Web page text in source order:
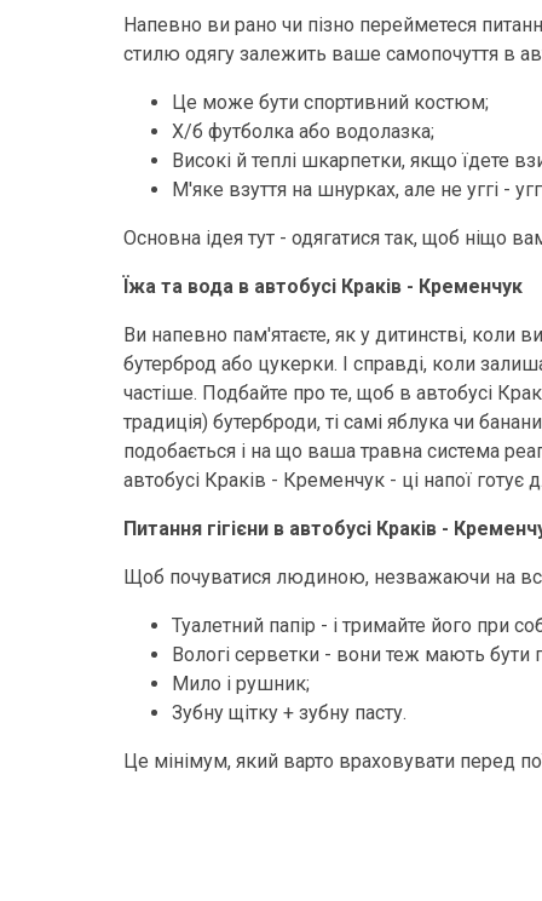
Напевно ви рано чи пізно перейметеся
стилю одягу залежить ваше самопочуття в
Це може бути спортивний костюм;
Х/б футболка або водолазка;
Високі й теплі шкарпетки, якщо їдете
М'яке взуття на шнурках, але не уггі -
Основна ідея тут - одягатися так, щоб ніщо
Їжа та вода в автобусі Краків - Кременчук
Ви напевно пам'ятаєте, як у дитинстві, коли
бутерброд або цукерки. І справді, коли
частіше. Подбайте про те, щоб в автобусі
традиція) бутерброди, ті самі яблука чи
подобається і на що ваша травна система
автобусі Краків - Кременчук - ці напої готує
Питання гігієни в автобусі Краків -
Щоб почуватися людиною, незважаючи на всі
Туалетний папір - і тримайте його при
Вологі серветки - вони теж мають бути
Мило і рушник;
Зубну щітку + зубну пасту.
Це мінімум, який варто враховувати перед